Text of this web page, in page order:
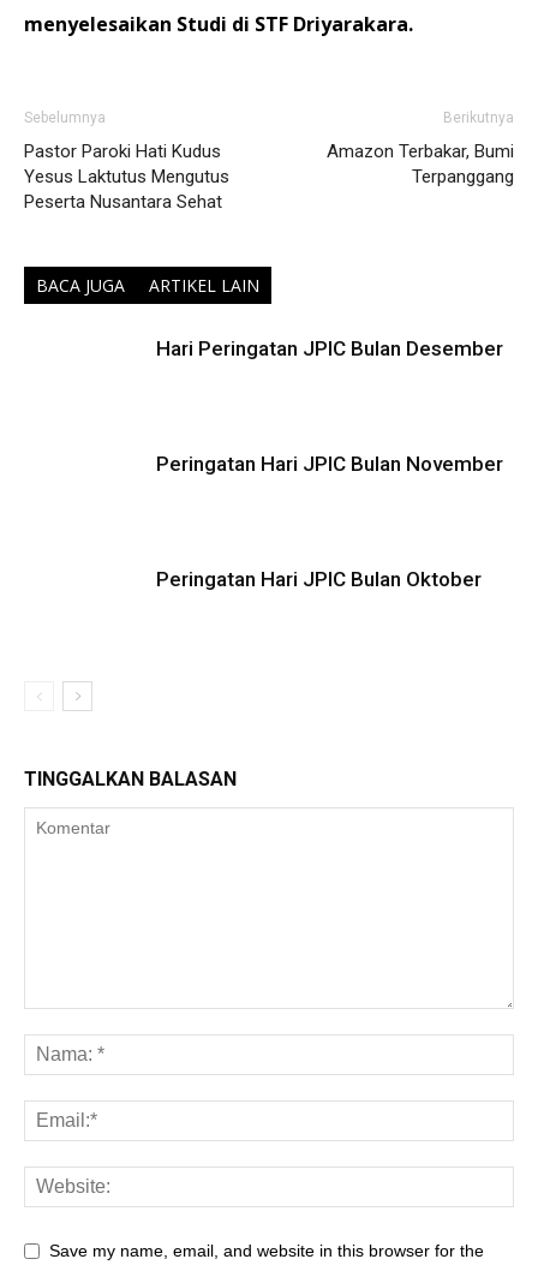
menyelesaikan Studi di STF Driyarakara.
Sebelumnya
Pastor Paroki Hati Kudus
Yesus Laktutus Mengutus
Peserta Nusantara Sehat
Berikutnya
Amazon Terbakar, Bumi
Terpanggang
BACA JUGA ARTIKEL LAIN
Hari Peringatan JPIC Bulan Desember
Peringatan Hari JPIC Bulan November
Peringatan Hari JPIC Bulan Oktober
TINGGALKAN BALASAN
Save my name, email, and website in this browser for the